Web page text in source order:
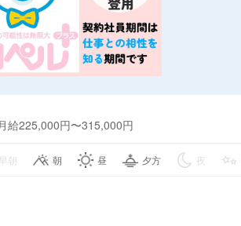
給225,000円〜315,000円
朝 朝 昼 夕方 夜